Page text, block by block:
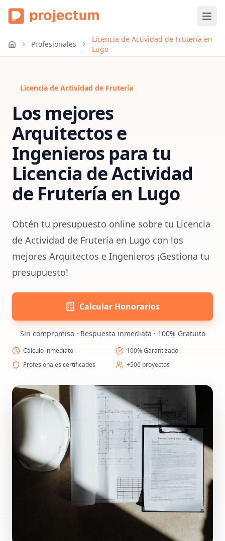
Profesionales
Licencia de Actividad de Frutería en
Lugo
Licencia de Actividad de Frutería
Los mejores
Arquitectos e
Ingenieros para tu
Licencia de Actividad
de Frutería en Lugo
Obtén tu presupuesto online sobre tu Licencia
de Actividad de Frutería en Lugo con los
mejores Arquitectos e Ingenieros ¡Gestiona tu
presupuesto!
Calcular Honorarios
Sin compromiso · Respuesta inmediata · 100% Gratuito
Cálculo inmediato
100% Garantizado
Profesionales certificados
+500 proyectos